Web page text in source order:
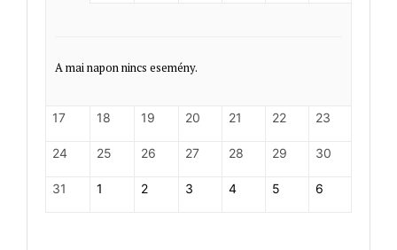
A mai napon nincs esemény.
17 18 19 20 21 22 23
24 25 26 27 28 29 30
31 1 2 3 4 5 6